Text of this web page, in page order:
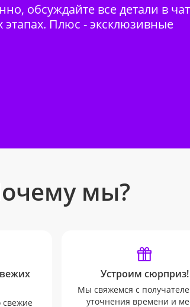
обсуждайте все детали в
этапах. Плюс - эксклюзивные
мы?
свежие
Устроим сюрприз!
Мы свяжемся с
уточнения времени и